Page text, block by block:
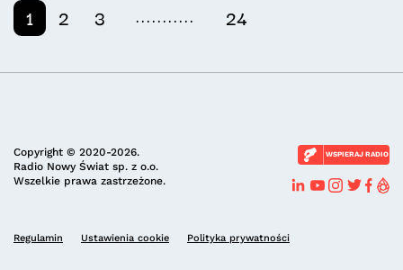
1 2 3 ........... 24
Copyright © 2020-2026.
Radio Nowy Świat sp. z o.o.
Wszelkie prawa zastrzeżone.
WSPIERAJ RADIO
Regulamin Ustawienia cookie Polityka prywatności